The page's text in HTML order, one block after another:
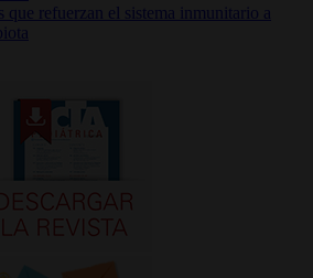
que refuerzan el sistema inmunitario a